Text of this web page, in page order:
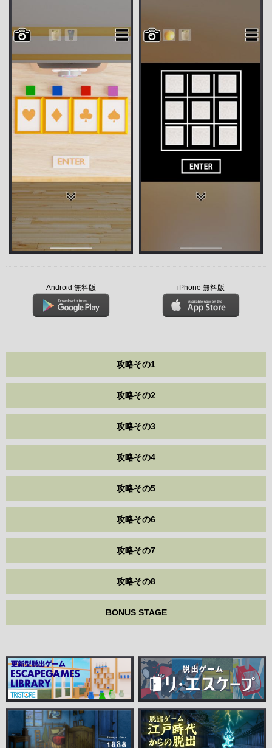
Android 無料版 iPhone 無料版
攻略その1
攻略その2
攻略その3
攻略その4
攻略その5
攻略その6
攻略その7
攻略その8
BONUS STAGE